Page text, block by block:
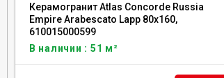
Керамогранит Atlas Concorde Russia
Empire Arabescato Lapp 80x160,
610015000599
В наличии : 51 м²